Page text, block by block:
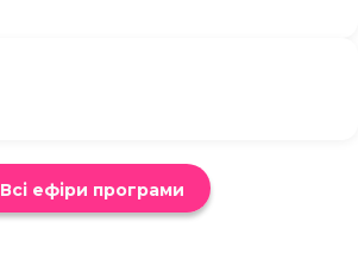
Всі ефіри програми